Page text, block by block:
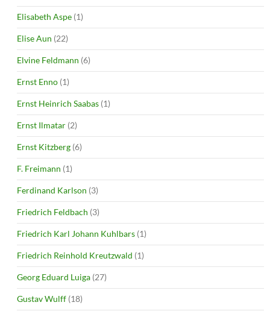
Elisabeth Aspe (1)
Elise Aun (22)
Elvine Feldmann (6)
Ernst Enno (1)
Ernst Heinrich Saabas (1)
Ernst Ilmatar (2)
Ernst Kitzberg (6)
F. Freimann (1)
Ferdinand Karlson (3)
Friedrich Feldbach (3)
Friedrich Karl Johann Kuhlbars (1)
Friedrich Reinhold Kreutzwald (1)
Georg Eduard Luiga (27)
Gustav Wulff (18)